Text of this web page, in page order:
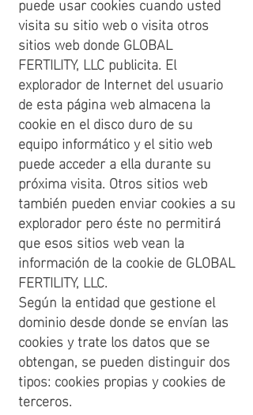
visita su sitio web o visita otros
sitios web donde GLOBAL
FERTILITY, LLC publicita. El
explorador de Internet del usuario
de esta página web almacena la
cookie en el disco duro de su
equipo informático y el sitio web
puede acceder a ella durante su
próxima visita. Otros sitios web
también pueden enviar cookies a su
explorador pero éste no permitirá
que esos sitios web vean la
información de la cookie de GLOBAL
FERTILITY, LLC.
Según la entidad que gestione el
dominio desde donde se envían las
cookies y trate los datos que se
obtengan, se pueden distinguir dos
tipos: cookies propias y cookies de
terceros.